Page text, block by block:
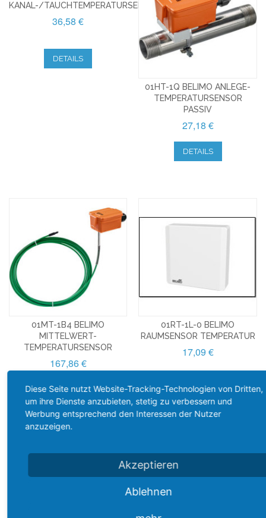
KANAL-/TAUCHTEMPERATURSENSOR
36,58 €
DETAILS
01HT-1Q BELIMO ANLEGE-
TEMPERATURSENSOR
PASSIV
27,18 €
DETAILS
01MT-1B4 BELIMO
MITTELWERT-
TEMPERATURSENSOR
167,86 €
DETAILS
01RT-1L-0 BELIMO
RAUMSENSOR TEMPERATUR
17,09 €
DETAILS
Diese Seite nutzt Website-Tracking-Technologien von Dritten,
um ihre Dienste anzubieten, stetig zu verbessern und
Werbung entsprechend den Interessen der Nutzer
anzuzeigen.
Akzeptieren
Ablehnen